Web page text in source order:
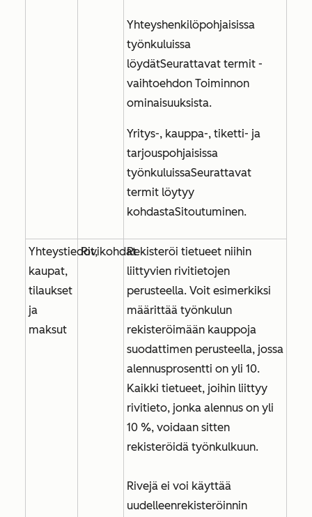
Yhteyshenkilöpohjaisissa
työnkuluissa
löydätSeurattavat termit -
vaihtoehdon Toiminnon
ominaisuuksista.
Yritys-, kauppa-, tiketti- ja
tarjouspohjaisissa
työnkuluissaSeurattavat
termit löytyy
kohdastaSitoutuminen.
Yhteystiedot,
kaupat,
tilaukset
ja
maksut
RivikohdatRekisteröi tietueet niihin
liittyvien rivitietojen
perusteella. Voit esimerkiksi
määrittää työnkulun
rekisteröimään kauppoja
suodattimen perusteella, jossa
alennusprosentti on yli 10.
Kaikki tietueet, joihin liittyy
rivitieto, jonka alennus on yli
10 %, voidaan sitten
rekisteröidä työnkulkuun.
Rivejä ei voi käyttää
uudelleenrekisteröinnin